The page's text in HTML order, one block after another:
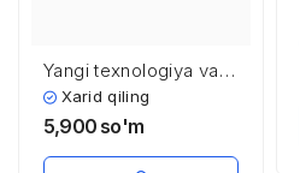
Yangi texnologiya va
metodlarni ta’lim
jarayonida qo’llash
Xarid qiling
5,900 so'm